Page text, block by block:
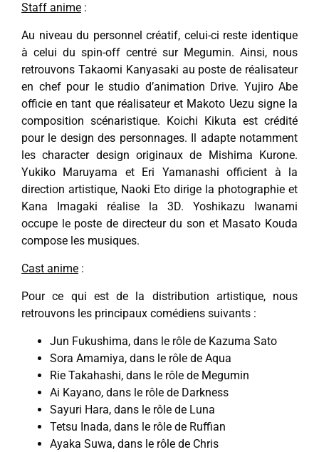
Staff anime :
Au niveau du personnel créatif, celui-ci reste identique
à celui du spin-off centré sur Megumin. Ainsi, nous
retrouvons Takaomi Kanyasaki au poste de réalisateur
en chef pour le studio d’animation Drive. Yujiro Abe
officie en tant que réalisateur et Makoto Uezu signe la
composition scénaristique. Koichi Kikuta est crédité
pour le design des personnages. Il adapte notamment
les character design originaux de Mishima Kurone.
Yukiko Maruyama et Eri Yamanashi officient à la
direction artistique, Naoki Eto dirige la photographie et
Kana Imagaki réalise la 3D. Yoshikazu Iwanami
occupe le poste de directeur du son et Masato Kouda
compose les musiques.
Cast anime :
Pour ce qui est de la distribution artistique, nous
retrouvons les principaux comédiens suivants :
Jun Fukushima, dans le rôle de Kazuma Sato
Sora Amamiya, dans le rôle de Aqua
Rie Takahashi, dans le rôle de Megumin
Ai Kayano, dans le rôle de Darkness
Sayuri Hara, dans le rôle de Luna
Tetsu Inada, dans le rôle de Ruffian
Ayaka Suwa, dans le rôle de Chris